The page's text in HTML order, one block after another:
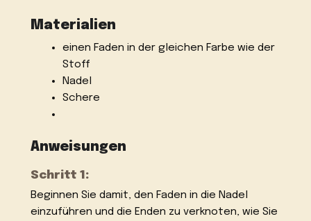
Materialien
einen Faden in der gleichen Farbe wie der
Stoff
Nadel
Schere
Anweisungen
Schritt 1:
Beginnen Sie damit, den Faden in die Nadel
einzuführen und die Enden zu verknoten, wie Sie